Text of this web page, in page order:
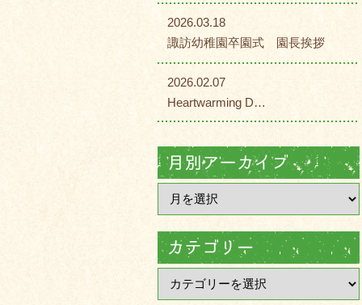
2026.03.18
諏訪幼稚園卒園式 園長挨拶
2026.02.07
Heartwarming D…